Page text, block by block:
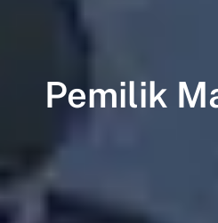
Pemilik